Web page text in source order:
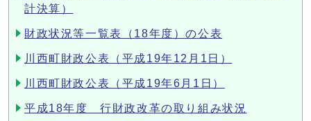
計決算）
財政状況等一覧表（18年度）の公表
川西町財政公表（平成19年12月1日）
川西町財政公表（平成19年6月1日）
平成18年度 行財政改革の取り組み状況